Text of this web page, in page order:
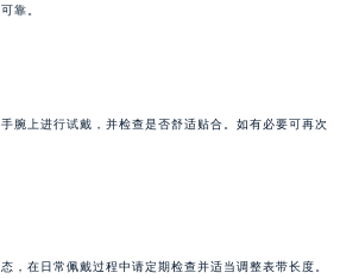
靠。
腕上进行试戴，并检查是否舒适贴合。如有必要可再次
，在日常佩戴过程中请定期检查并适当调整表带长度。